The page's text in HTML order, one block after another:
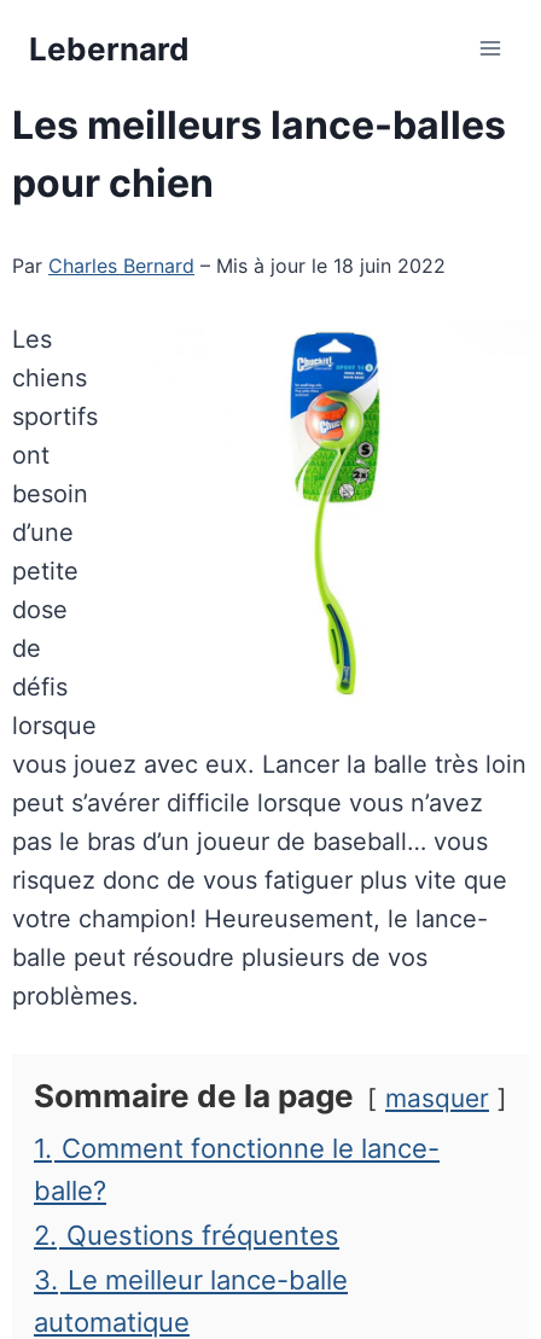
Lebernard
Les meilleurs lance-balles
pour chien
Par Charles Bernard – Mis à jour le 18 juin 2022
Les
chiens
sportifs
ont
besoin
d’une
petite
dose
de
défis
lorsque
vous jouez avec eux. Lancer la balle très loin
peut s’avérer difficile lorsque vous n’avez
pas le bras d’un joueur de baseball… vous
risquez donc de vous fatiguer plus vite que
votre champion! Heureusement, le lance-
balle peut résoudre plusieurs de vos
problèmes.
Sommaire de la page masquer
1. Comment fonctionne le lance-
balle?
2. Questions fréquentes
3. Le meilleur lance-balle
automatique